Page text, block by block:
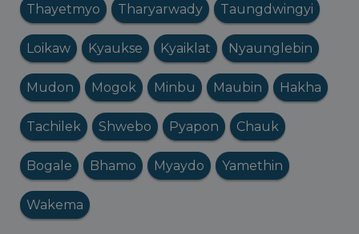
Thayetmyo Tharyarwady Taungdwingyi
Loikaw Kyaukse Kyaiklat Nyaunglebin
Mudon Mogok Minbu Maubin Hakha
Tachilek Shwebo Pyapon Chauk
Bogale Bhamo Myaydo Yamethin
Wakema